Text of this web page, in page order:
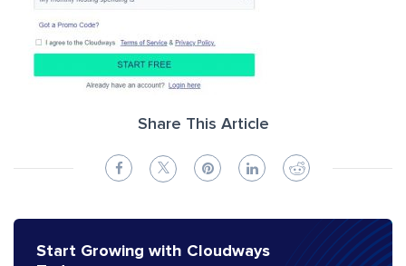
Share This Article
Start Growing with Cloudways